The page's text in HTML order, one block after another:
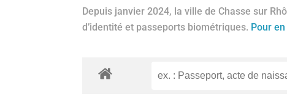
Depuis janvier 2024, la ville de Chasse sur
d’identité et passeports biométriques. Pour